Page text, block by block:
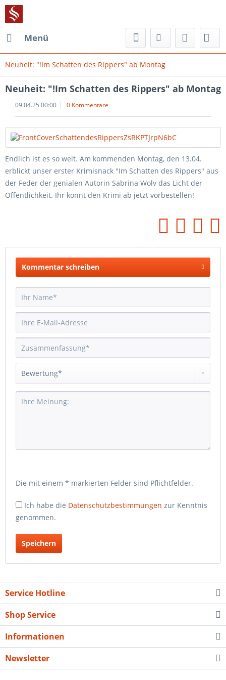
Menü
Neuheit: "!Im Schatten des Rippers" ab Montag
Neuheit: "!Im Schatten des Rippers" ab Montag
09.04.25 00:00 0 Kommentare
Endlich ist es so weit. Am kommenden Montag, den 13.04.
erblickt unser erster Krimisnack "Im Schatten des Rippers" aus
der Feder der genialen Autorin Sabrina Wolv das Licht der
Öffentlichkeit. Ihr könnt den Krimi ab jetzt vorbestellen!
Kommentar schreiben
Die mit einem * markierten Felder sind Pflichtfelder.
Ich habe die Datenschutzbestimmungen zur Kenntnis
genommen.
Service Hotline
Shop Service
Informationen
Newsletter